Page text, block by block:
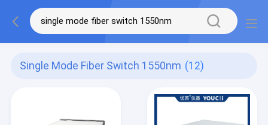
Single Mode Fiber Switch 1550nm (12)